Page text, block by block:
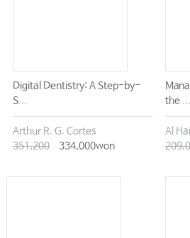
Digital Dentistry: A Step-by-
S...
Arthur R. G. Cortes
351,200
334,000won
the ...